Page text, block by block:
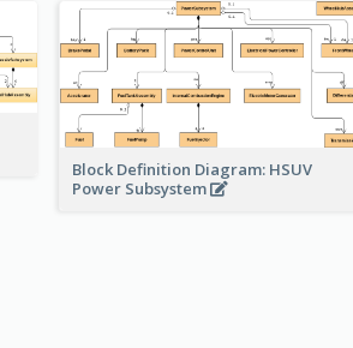
Block Definition Diagram: HSUV
Power Subsystem